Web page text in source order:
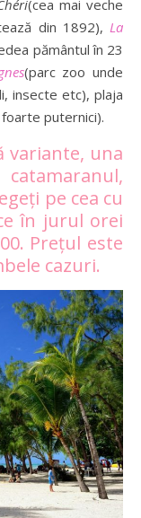
(cea mai veche
din 1892), La
pământul în 23
(parc zoo unde
insecte etc), plaja
puternici).
variante, una
pe cea cu
în jurul orei
Prețul este
cazuri.